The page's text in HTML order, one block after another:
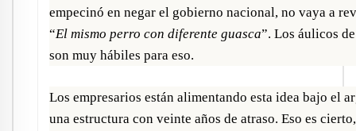
empecinó en negar el gobierno nacional, no vaya a
“El mismo perro con diferente guasca”. Los áulicos
son muy hábiles para eso.
Los empresarios están alimentando esta idea bajo el
una estructura con veinte años de atraso. Eso es